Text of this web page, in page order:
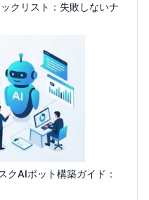
クリスト：失敗しないナ
クAIボット構築ガイド：